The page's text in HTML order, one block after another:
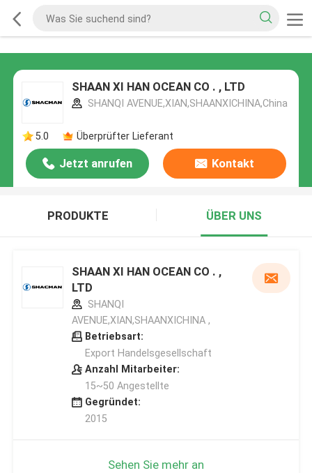
SHAAN XI HAN OCEAN CO . , LTD
SHANQI AVENUE,XIAN,SHAANXICHINA,China
5.0 Überprüfter Lieferant
Jetzt anrufen Kontakt
PRODUKTE ÜBER UNS
SHAAN XI HAN OCEAN CO . ,
LTD
SHANQI
AVENUE,XIAN,SHAANXICHINA ,
Betriebsart:
Export Handelsgesellschaft
Anzahl Mitarbeiter:
15~50 Angestellte
Gegründet:
2015
Sehen Sie mehr an